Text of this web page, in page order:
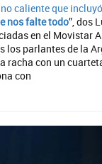
caliente que
nos falte todo”, dos
en el Movistar
los parlantes de la
racha con un
con